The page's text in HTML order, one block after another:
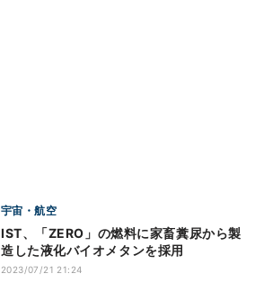
宇宙・航空
IST、「ZERO」の燃料に家畜糞尿から製
造した液化バイオメタンを採用
2023/07/21 21:24